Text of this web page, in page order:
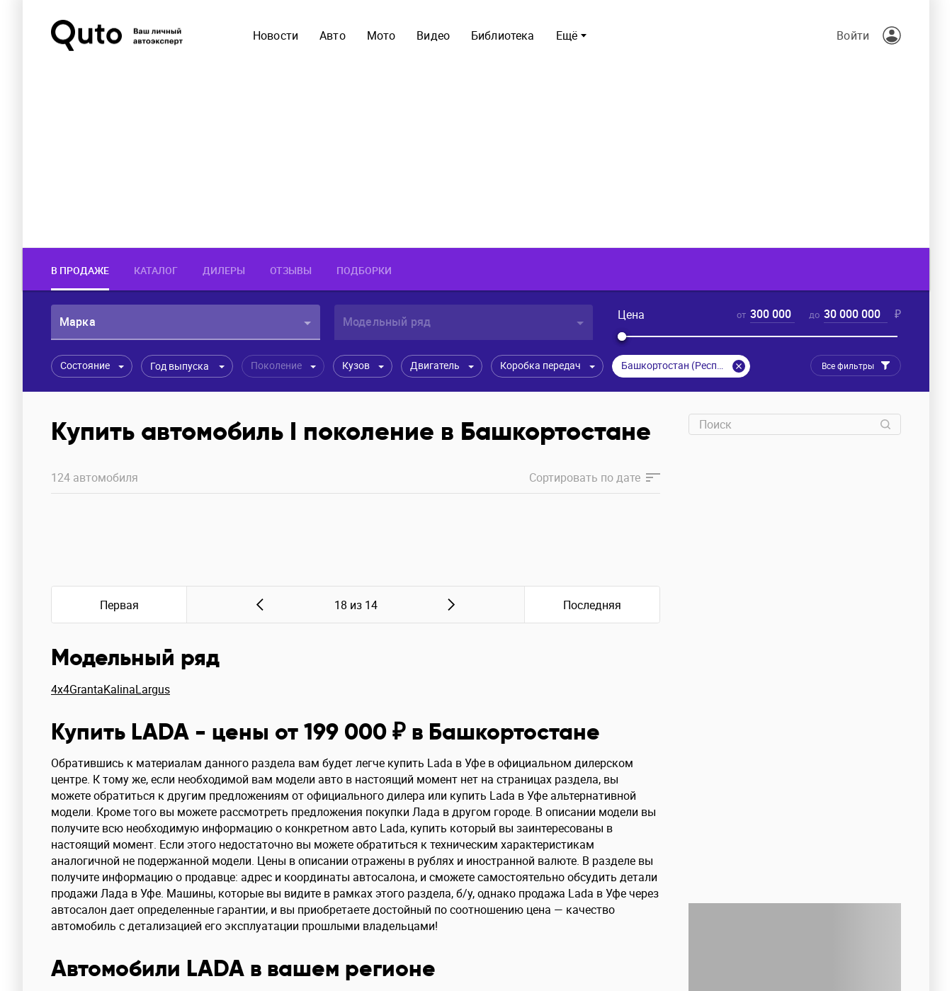
Ещё
Новости Авто Мото Видео Библиотека Войти
В ПРОДАЖЕ КАТАЛОГ ДИЛЕРЫ ОТЗЫВЫ ПОДБОРКИ
Марка Модельный ряд Цена от 300 000 до 30 000 000 ₽
Состояние Год выпуска Поколение Кузов Двигатель Коробка передач Башкортостан (Республика Башкортостан) Все фильтры
Купить автомобиль I поколение в Башкортостане
124 автомобиля Сортировать подате
Первая 18 из 14 Последняя
Модельный ряд
4x4GrantaKalinaLargus
Купить LADA - цены от 199 000 ₽ в Башкортостане
Обратившись к материалам данного раздела вам будет легче купить Lada в Уфе в официальном дилерском
центре. К тому же, если необходимой вам модели авто в настоящий момент нет на страницах раздела, вы
можете обратиться к другим предложениям от официального дилера или купить Lada в Уфе альтернативной
модели. Кроме того вы можете рассмотреть предложения покупки Лада в другом городе. В описании модели вы
получите всю необходимую информацию о конкретном авто Lada, купить который вы заинтересованы в
настоящий момент. Если этого недостаточно вы можете обратиться к техническим характеристикам
аналогичной не подержанной модели. Цены в описании отражены в рублях и иностранной валюте. В разделе вы
получите информацию о продавце: адрес и координаты автосалона, и сможете самостоятельно обсудить детали
продажи Лада в Уфе. Машины, которые вы видите в рамках этого раздела, б/у, однако продажа Lada в Уфе через
автосалон дает определенные гарантии, и вы приобретаете достойный по соотношению цена — качество
автомобиль с детализацией его эксплуатации прошлыми владельцами!
Автомобили LADA в вашем регионе